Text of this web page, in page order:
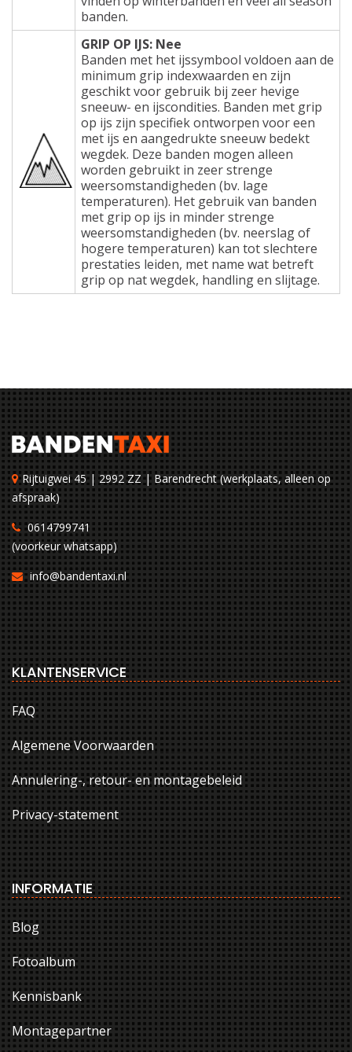
banden.
GRIP OP IJS: Nee
Banden met het ijssymbool voldoen aan de
minimum grip indexwaarden en zijn
geschikt voor gebruik bij zeer hevige
sneeuw- en ijscondities. Banden met grip
op ijs zijn specifiek ontworpen voor een
met ijs en aangedrukte sneeuw bedekt
wegdek. Deze banden mogen alleen
worden gebruikt in zeer strenge
weersomstandigheden (bv. lage
temperaturen). Het gebruik van banden
met grip op ijs in minder strenge
weersomstandigheden (bv. neerslag of
hogere temperaturen) kan tot slechtere
prestaties leiden, met name wat betreft
grip op nat wegdek, handling en slijtage.
Rijtuigwei 45 | 2992 ZZ | Barendrecht (werkplaats, alleen op
afspraak)
0614799741
(voorkeur whatsapp)
info@bandentaxi.nl
KLANTENSERVICE
FAQ
Algemene Voorwaarden
Annulering-, retour- en montagebeleid
Privacy-statement
INFORMATIE
Blog
Fotoalbum
Kennisbank
Montagepartner